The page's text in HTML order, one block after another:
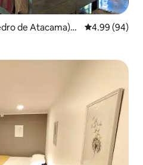
de Atacama)的
從 94 則評價
4.99 (94)